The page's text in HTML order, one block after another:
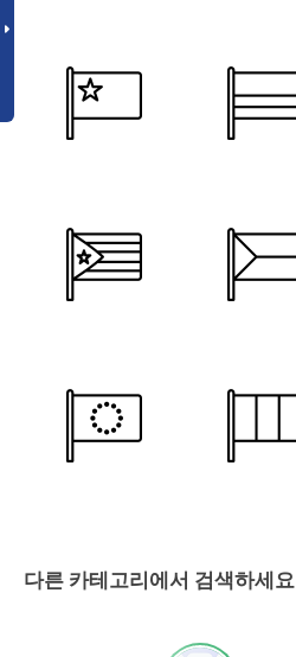
다른 카테고리에서 검색하세요